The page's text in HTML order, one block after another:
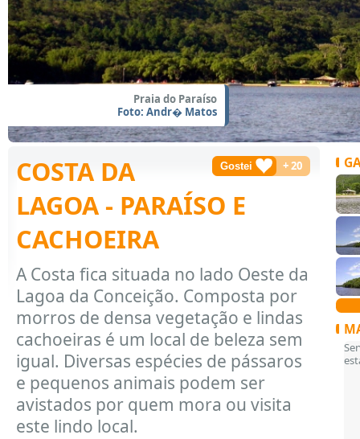
Praia do Paraíso
Foto: Andr� Matos
+20
COSTA DA
LAGOA - PARAÍSO E
CACHOEIRA
A Costa fica situada no lado Oeste da
Lagoa da Conceição. Composta por
morros de densa vegetação e lindas
cachoeiras é um local de beleza sem
igual. Diversas espécies de pássaros
e pequenos animais podem ser
avistados por quem mora ou visita
este lindo local.